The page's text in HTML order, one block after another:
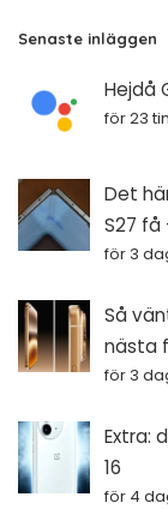
Senaste inläggen
Hejdå
för 23
Det
S27 få
för 3
Så
nästa
för 3
Extra:
16
för 4